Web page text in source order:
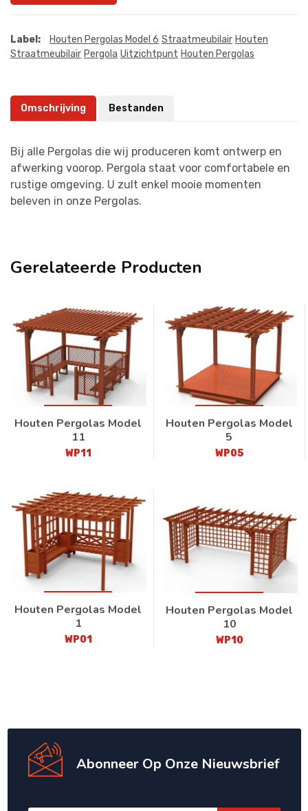
Label: Houten Pergolas Model 6 Straatmeubilair Houten
Straatmeubilair Pergola Uitzichtpunt Houten Pergolas
Omschrijving Bestanden
Bij alle Pergolas die wij produceren komt ontwerp en
afwerking voorop. Pergola staat voor comfortabele en
rustige omgeving. U zult enkel mooie momenten
beleven in onze Pergolas.
Gerelateerde Producten
Houten Pergolas Model
11
WP11
Houten Pergolas Model
5
WP05
Houten Pergolas Model
1
WP01
Houten Pergolas Model
10
WP10
Abonneer Op Onze Nieuwsbrief